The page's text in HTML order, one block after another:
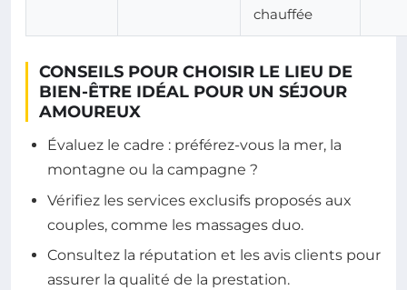
chauffée
CONSEILS POUR CHOISIR LE LIEU DE
BIEN-ÊTRE IDÉAL POUR UN SÉJOUR
AMOUREUX
Évaluez le cadre : préférez-vous la mer, la
montagne ou la campagne ?
Vérifiez les services exclusifs proposés aux
couples, comme les massages duo.
Consultez la réputation et les avis clients pour
assurer la qualité de la prestation.